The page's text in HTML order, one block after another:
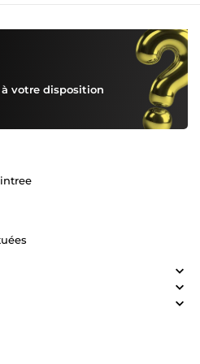
vivianetherond
votre disposition